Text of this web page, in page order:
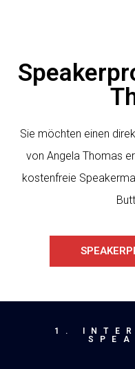
Sie möchten einen
von Angela Thomas
kostenfreie
1.